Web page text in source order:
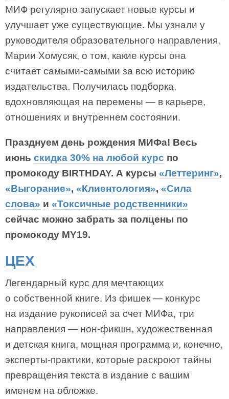
МИФ регулярно запускает новые курсы и
улучшает уже существующие. Мы узнали у
руководителя образовательного направления,
Марии Хомусяк, о том, какие курсы она
считает самыми-самыми за всю историю
издательства. Получилась подборка,
вдохновляющая на перемены — в карьере,
отношениях и внутреннем состоянии.
Празднуем день рождения МИФа! Весь
июнь скидка 30% на любой курс по
промокоду BIRTHDAY. А курсы «Леттеринг»,
«Выгорание», «Клиентология», «Сила
слова» и «Токсичные родственники»
сейчас можно забрать за полцены по
промокоду MY19.
ЦЕХ
Легендарный курс для мечтающих
о собственной книге. Из фишек — конкурс
на издание рукописей за счет МИФа, три
направления — нон-фикшн, художественная
и детская книга, мощная программа и, конечно,
эксперты-практики, которые раскроют тайны
превращения текста в издание с вашим
именем на обложке.